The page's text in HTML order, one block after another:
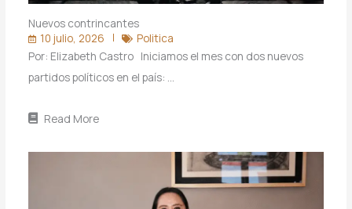
Nuevos contrincantes
10 julio, 2026
Politica
Por: Elizabeth Castro Iniciamos el mes con dos nuevos
partidos políticos en el país: …
Read More